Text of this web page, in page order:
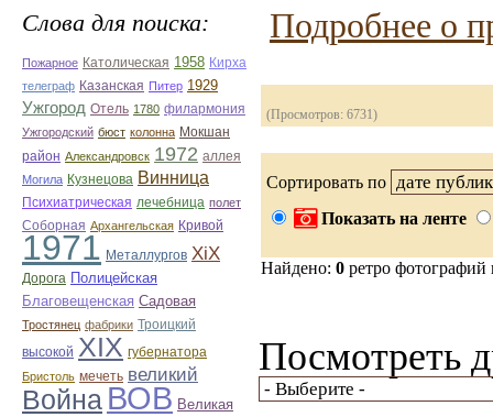
Слова для поиска:
Пожарное Католическая 1958 Кирха
телеграф Казанская Питер 1929
Ужгород Отель 1780 филармония
Ужгородский бюст колонна Мокшан
район Александровск 1972 аллея
Могила Кузнецова Винница
Психиатрическая лечебница полет
Соборная Архангельская Кривой
1971 Металлургов ХiХ
Дорога Полицейская
Благовещенская Садовая
Тростянец фабрики Троицкий
высокой ХІХ губернатора
Бристоль мечеть великий
Война ВОВ Великая
Подробнее о
(Просмотров: 6731)
Сортировать по
Показать на ленте
Найдено: 0 ретро
Посмотреть